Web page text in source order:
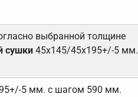
выбранной толщине
сушки45х145/45х195+/-5 мм.
5 мм. с шагом 590 мм.